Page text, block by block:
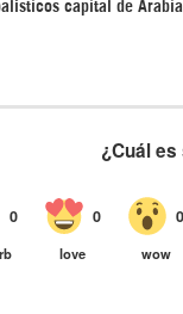
capital de Arabia